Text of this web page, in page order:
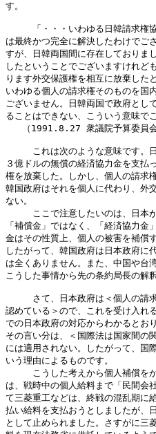
す。
「・・・いわゆる日韓請求権協
は最終かつ完全に解決したわけでご
すが、日韓両国間に存在しておりま
したということでございますけれど
ります外交保護権を相互に放棄した
いわゆる個人の請求権そのものを国
ございません。日韓両国で政府とし
ることはできない、こういう意味で
（1991.8.27 衆議院予算委員会
これは次のような意味です。日
３億ドルの無償の経済協力金を支払
権を放棄した。しかし、個人の請求
韓国政府はそれを個人に代わり、外
ない。
ここで注意したいのは、日本が
「補償金」ではなく、「経済協力
金はその性質上、個人の被害を補償
したがって、韓国政府は日本政府に
は全くありません。また、中国や台
こうした事情から先の条約局長の解
さて、日本政府は＜個人の請求
認めている＞ので、これを受け入れ
での日本政府の対応からわかるとお
その言い分は、＜国際法は国家間の
には適用されない。したがって、国
いう理由によるものです。
こうした考えから個人補償をか
は、戦時中の個人給料まで「民間会
て三菱重工などは、終戦の混乱期に
払い給料を支払おうとしましたが、
として止められました。さすがに三